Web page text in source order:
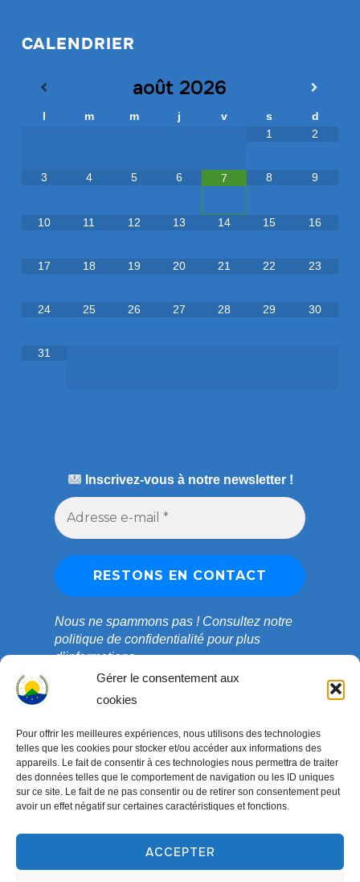
Gérer le consentement aux
cookies
Pour offrir les meilleures expériences, nous utilisons des technologies
telles que les cookies pour stocker et/ou accéder aux informations des
appareils. Le fait de consentir à ces technologies nous permettra de traiter
des données telles que le comportement de navigation ou les ID uniques
sur ce site. Le fait de ne pas consentir ou de retirer son consentement peut
avoir un effet négatif sur certaines caractéristiques et fonctions.
ACCEPTER
CALENDRIER
août 2026
l m m j v s
d
1
2
3 4 5 6 7 8 9
10 11 12 13 14 15 16
17 18 19 20 21 22 23
24 25 26 27 28 29 30
31
Inscrivez-vous à notre newsletter !
Nous ne spammons pas ! Consultez notre
politique de confidentialitépour plus
d’informations.
Copyright © 2003-2026 ONG COEDADE. Tous droits